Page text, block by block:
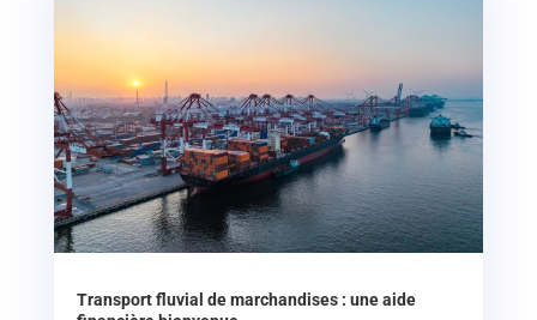
Transport fluvial de marchandises : une aide